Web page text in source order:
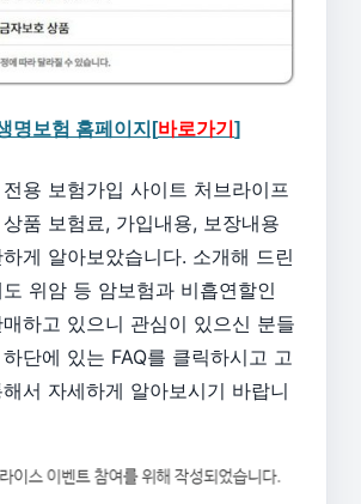
명보험 홈페이지[바로가기 ]
용 보험가입 사이트 처브라이프
품 보험료, 가입내용, 보장내용
게 알아보았습니다. 소개해 드린
위암 등 암보험과 비흡연할인
하고 있으니 관심이 있으신 분들
단에 있는 FAQ를 클릭하시고 고
서 자세하게 알아보시기 바랍니